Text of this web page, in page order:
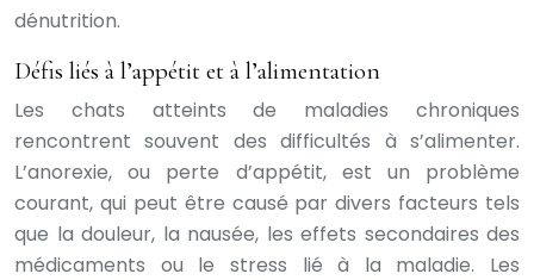
dénutrition.
Défis liés à l’appétit et à l’alimentation
Les chats atteints de maladies chroniques
rencontrent souvent des difficultés à s’alimenter.
L’anorexie, ou perte d’appétit, est un problème
courant, qui peut être causé par divers facteurs tels
que la douleur, la nausée, les effets secondaires des
médicaments ou le stress lié à la maladie. Les